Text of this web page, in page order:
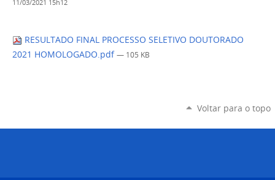
11/03/2021 15h12
RESULTADO FINAL PROCESSO SELETIVO DOUTORADO
2021 HOMOLOGADO.pdf — 105 KB
Voltar para o topo